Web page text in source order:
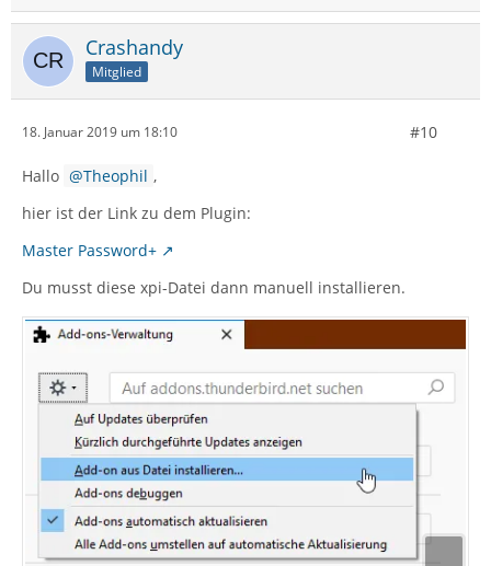
Crashandy
Mitglied
18. Januar 2019 um 18:10 #10
Hallo Theophil ,
hier ist der Link zu dem Plugin:
Master Password+
Du musst diese xpi-Datei dann manuell installieren.